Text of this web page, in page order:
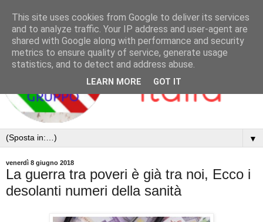
▼
venerdì 8 giugno 2018
La guerra tra poveri è già tra noi, Ecco i
desolanti numeri della sanità
This site uses cookies from Google to deliver its services
and to analyze traffic. Your IP address and user-agent are
shared with Google along with performance and security
metrics to ensure quality of service, generate usage
statistics, and to detect and address abuse.
LEARN MORE GOT IT